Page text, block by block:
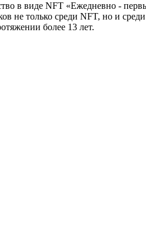
в виде NFT «Ежедневно -
не только среди NFT, но и
более 13 лет.